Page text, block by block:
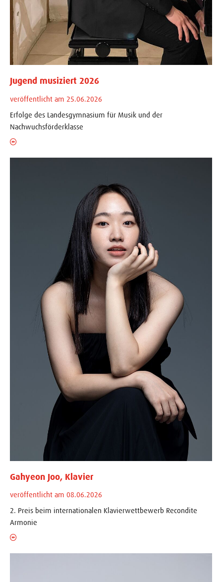
Jugend musiziert 2026
veröffentlicht am 25.06.2026
Erfolge des Landesgymnasium für Musik und der
Nachwuchsförderklasse
Gahyeon Joo, Klavier
veröffentlicht am 08.06.2026
2. Preis beim internationalen Klavierwettbewerb Recondite
Armonie